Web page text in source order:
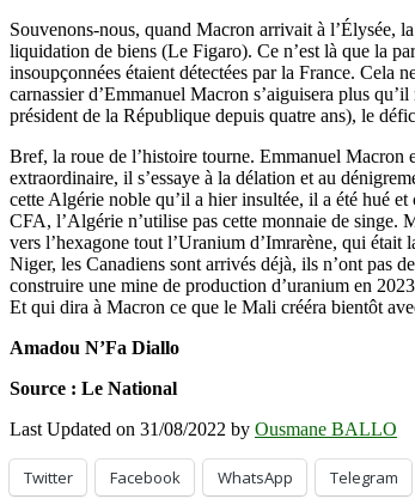
Souvenons-nous, quand Macron arrivait à l’Élysée,
liquidation de biens (Le Figaro). Ce n’est là que la
insoupçonnées étaient détectées par la France. Cela
carnassier d’Emmanuel Macron s’aiguisera plus
président de la République depuis quatre ans), le
Bref, la roue de l’histoire tourne. Emmanuel Macron
extraordinaire, il s’essaye à la délation et au
cette Algérie noble qu’il a hier insultée, il a été hué
CFA, l’Algérie n’utilise pas cette monnaie de singe.
vers l’hexagone tout l’Uranium d’Imrarène, qui
Niger, les Canadiens sont arrivés déjà, ils n’ont pas
construire une mine de production d’uranium en
Et qui dira à Macron ce que le Mali crééra bientôt
Amadou N’Fa Diallo
Source : Le National
Last Updated on 31/08/2022 by Ousmane BALLO
Twitter Facebook WhatsApp Telegram